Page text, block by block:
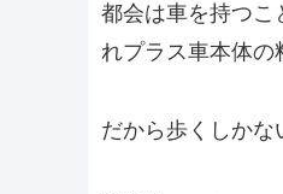
都会は車を持つこ
れプラス車本体の
だから歩くしかな